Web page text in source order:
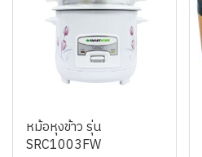
หม้อหุงข้าว รุ่น
SRC1003FW